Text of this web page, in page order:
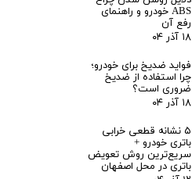
ABS خودرو و راهنمای
رفع آن
۱۸ آذر ۰۴
فواید ضدیخ برای خودرو؛
چرا استفاده از ضدیخ
ضروری است؟
۱۸ آذر ۰۴
۵ نشانه قطعی خرابی
باتری خودرو +
سریع‌ترین روش تعویض
باتری در محل اصفهان